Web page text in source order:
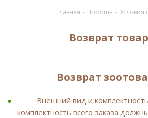
Главная - Помощь - Условия
Возврат
Возврат
· Внешний вид и комплектность
комплектность всего заказа